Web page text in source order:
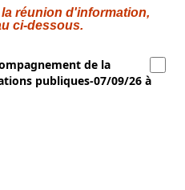
réunion d'information,
ci-dessous.
de la
publiques-07/09/26 à